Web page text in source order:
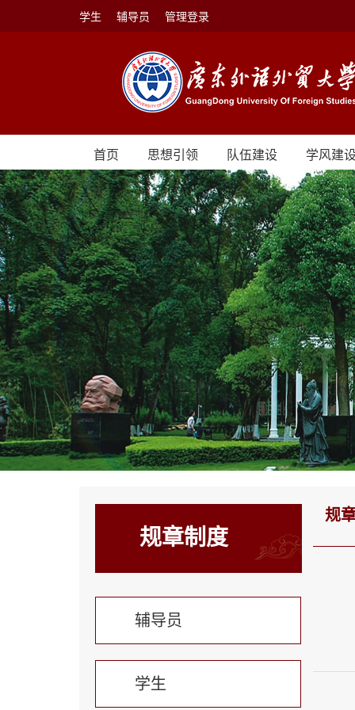
学生 辅导员 管理登录
首页 思想引领 队伍建设 学风建
规章制度
辅导员
学生
规